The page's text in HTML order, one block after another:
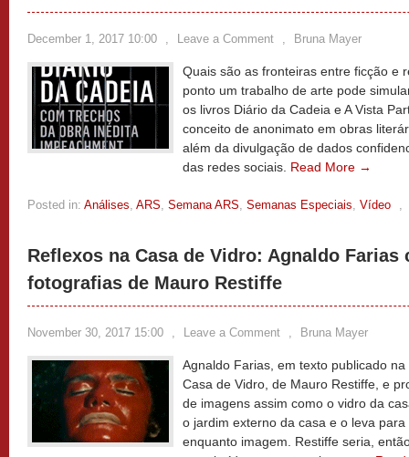
December 1, 2017 10:00 , Leave a Comment , Bruna Mayer
Quais são as fronteiras entre ficção e
ponto um trabalho de arte pode
os livros Diário da Cadeia e A Vista
conceito de anonimato em obras
além da divulgação de dados
das redes sociais. Read More →
Posted in: Análises, ARS, Semana ARS, Semanas Especiais, Vídeo ,
Reflexos na Casa de Vidro: Agnaldo Farias
fotografias de Mauro Restiffe
November 30, 2017 15:00 , Leave a Comment , Bruna Mayer
Agnaldo Farias, em texto publicado
Casa de Vidro, de Mauro Restiffe, e
de imagens assim como o vidro da
o jardim externo da casa e o leva
enquanto imagem. Restiffe seria,